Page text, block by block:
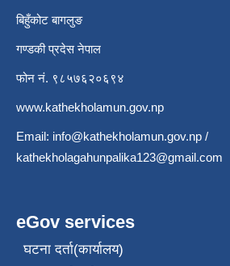
बिहुँकोट बागलुङ
गण्डकी प्रदेस नेपाल
फोन नं. ९८५७६२०६९४
www.kathekholamun.gov.np
Email: info@kathekholamun.gov.np /
kathekholagahunpalika123@gmail.com
eGov services
घटना दर्ता(कार्यालय)